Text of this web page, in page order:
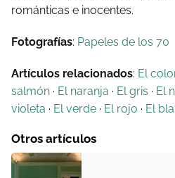
románticas e inocentes.
Fotografías: Papeles de los 70
Artículos relacionados: El
salmón · El naranja · El gris · El
violeta · El verde · El rojo · El
Otros artículos